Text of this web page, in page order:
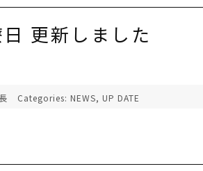
更新しました
Categories: NEWS, UP DATE